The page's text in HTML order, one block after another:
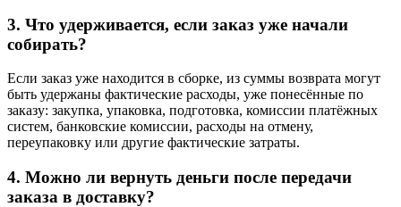
3. Что удерживается, если заказ уже начали
собирать?
Если заказ уже находится в сборке, из суммы возврата могут
быть удержаны фактические расходы, уже понесённые по
заказу: закупка, упаковка, подготовка, комиссии платёжных
систем, банковские комиссии, расходы на отмену,
переупаковку или другие фактические затраты.
4. Можно ли вернуть деньги после передачи
заказа в доставку?